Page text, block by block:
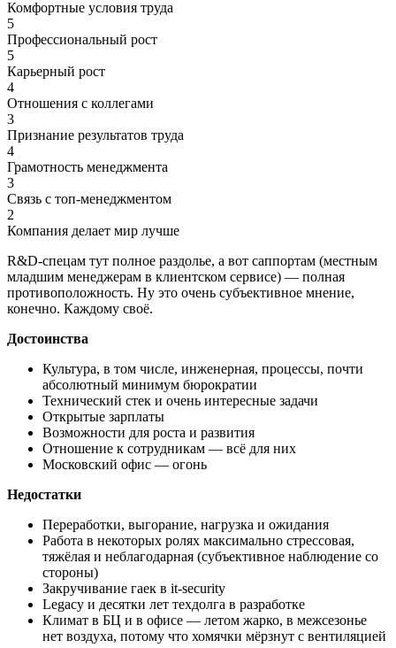
Комфортные условия труда
5
Профессиональный рост
5
Карьерный рост
4
Отношения с коллегами
3
Признание результатов труда
4
Грамотность менеджмента
3
Связь с топ-менеджментом
2
Компания делает мир лучше
R&D-спецам тут полное раздолье, а вот саппортам (местным
младшим менеджерам в клиентском сервисе) — полная
противоположность. Ну это очень субъективное мнение,
конечно. Каждому своё.
Достоинства
Культура, в том числе, инженерная, процессы, почти
абсолютный минимум бюрократии
Технический стек и очень интересные задачи
Открытые зарплаты
Возможности для роста и развития
Отношение к сотрудникам — всё для них
Московский офис — огонь
Недостатки
Переработки, выгорание, нагрузка и ожидания
Работа в некоторых ролях максимально стрессовая,
тяжёлая и неблагодарная (субъективное наблюдение со
стороны)
Закручивание гаек в it-security
Legacy и десятки лет техдолга в разработке
Климат в БЦ и в офисе — летом жарко, в межсезонье
нет воздуха, потому что хомячки мёрзнут с вентиляцией